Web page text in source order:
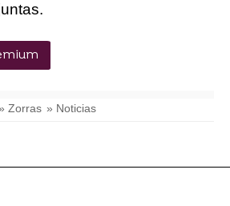
Zorras » Noticias